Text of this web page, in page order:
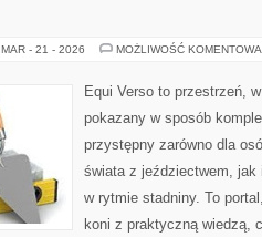
MAR - 21 - 2026 MOŻLIWOŚĆ
Equi Verso to przestrzeń,
pokazany w sposób
przystępny zarówno dla
świata z jeździectwem,
w rytmie stadniny. To
koni z praktyczną wiedzą,